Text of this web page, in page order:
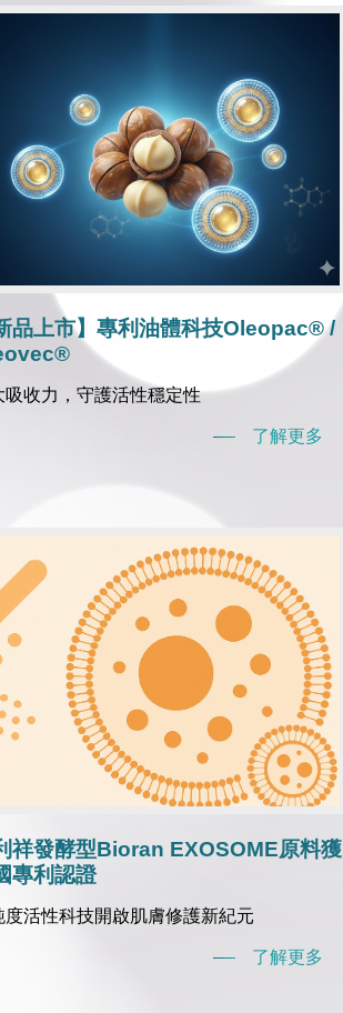
品上市】專利油體科技Oleopac® /
吸收力，守護活性穩定性
了解更多
祥發酵型Bioran EXOSOME原料獲
專利認證
度活性科技開啟肌膚修護新紀元
了解更多